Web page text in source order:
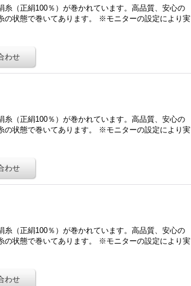
糸（正絹100％）が巻かれています。高品質、安心の
の状態で巻いてあります。 ※モニターの設定により実
糸（正絹100％）が巻かれています。高品質、安心の
の状態で巻いてあります。 ※モニターの設定により実
糸（正絹100％）が巻かれています。高品質、安心の
の状態で巻いてあります。 ※モニターの設定により実